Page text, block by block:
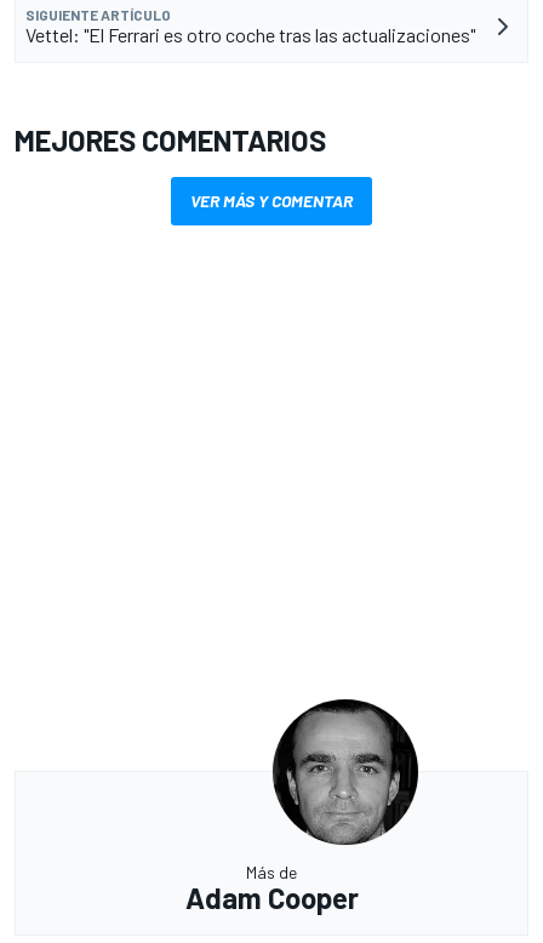
SIGUIENTE ARTÍCULO
Vettel: "El Ferrari es otro coche tras las actualizaciones"
MEJORES COMENTARIOS
VER MÁS Y COMENTAR
Más de
Adam Cooper